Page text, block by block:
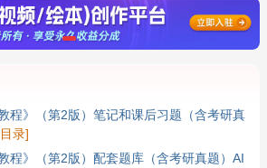
程》（第2版）笔记和课后习题（含考研真
录]
程》（第2版）配套题库（含考研真题）AI